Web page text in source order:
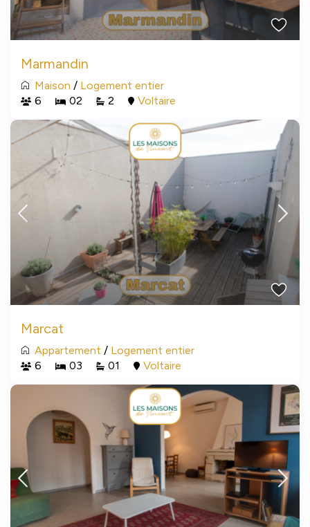
Marmandin
Maison / Logement entier
6
02 2 Voltaire
Marcat
Appartement / Logement entier
6
03 01 Voltaire